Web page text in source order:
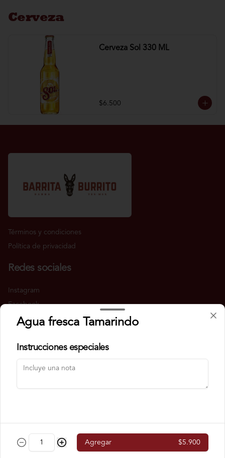
Cerveza
Cerveza Sol 330 ML
$6.500
Términos y condiciones
Política de privacidad
Redes sociales
Instagram
Facebook
TikTok
Mi cuenta
Iniciar sesión
Agua fresca Tamarindo
Instrucciones especiales
Agregar $5.900